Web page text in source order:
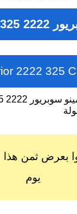
2026
2222 325
يوم